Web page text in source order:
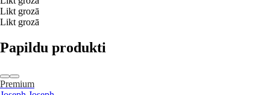
Likt grozā
Likt grozā
Papildu produkti
Premium